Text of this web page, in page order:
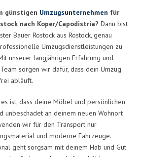
günstigen Umzugsunternehmen für
nach Koper/Capodistria? Dann bist
Bauer Rostock aus Rostock, genau
Umzugsdienstleistungen zu
unserer langjährigen Erfahrung und
sorgen wir dafür, dass dein Umzug
abläuft.
ist, dass deine Möbel und persönlichen
unbeschadet an deinem neuen Wohnort
wir für den Transport nur
und moderne Fahrzeuge.
geht sorgsam mit deinem Hab und Gut